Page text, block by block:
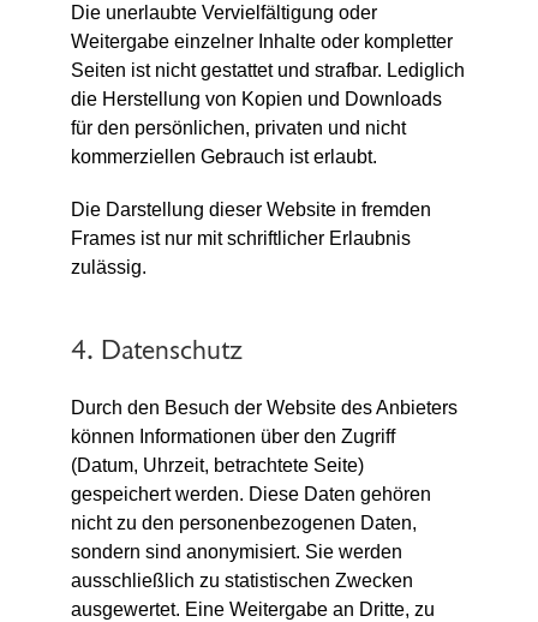
Die unerlaubte Vervielfältigung oder
Weitergabe einzelner Inhalte oder kompletter
Seiten ist nicht gestattet und strafbar. Lediglich
die Herstellung von Kopien und Downloads
für den persönlichen, privaten und nicht
kommerziellen Gebrauch ist erlaubt.
Die Darstellung dieser Website in fremden
Frames ist nur mit schriftlicher Erlaubnis
zulässig.
4. Datenschutz
Durch den Besuch der Website des Anbieters
können Informationen über den Zugriff
(Datum, Uhrzeit, betrachtete Seite)
gespeichert werden. Diese Daten gehören
nicht zu den personenbezogenen Daten,
sondern sind anonymisiert. Sie werden
ausschließlich zu statistischen Zwecken
ausgewertet. Eine Weitergabe an Dritte, zu